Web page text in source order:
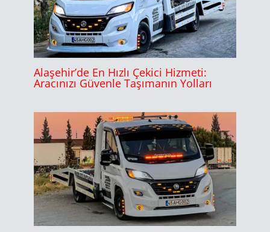
Alaşehir’de En Hızlı Çekici Hizmeti:
Aracınızı Güvenle Taşımanın Yolları